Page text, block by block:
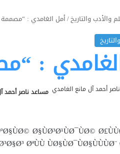
والأدب والتاريخ/أمل الغامدي :
:
مساعد ناصر أحمد